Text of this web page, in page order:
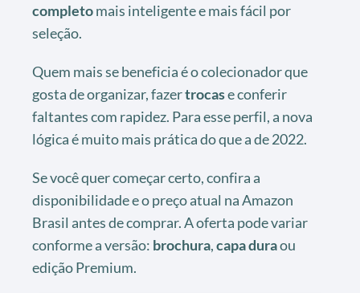
completomais inteligente e mais fácil por
seleção.
Quem mais se beneficia é o colecionador que
gosta de organizar, fazertrocase conferir
faltantes com rapidez. Para esse perfil, a nova
lógica é muito mais prática do que a de 2022.
Se você quer começar certo, confira a
disponibilidade e o preço atual na Amazon
Brasil antes de comprar. A oferta pode variar
conforme a versão: brochura,capa duraou
edição Premium.